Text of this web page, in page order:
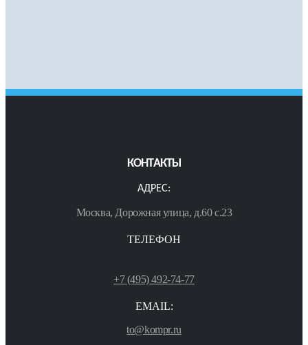
КОНТАКТЫ
АДРЕС:
Москва, Дорожная улица, д.60 с.23
ТЕЛЕФОН
+7 (495) 492-74-77
EMAIL:
to@kompr.ru